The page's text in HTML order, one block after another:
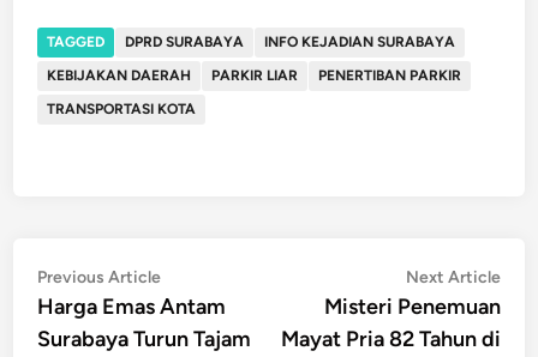
TAGGED DPRD SURABAYA
INFO KEJADIAN SURABAYA
KEBIJAKAN DAERAH
PARKIR LIAR
PENERTIBAN PARKIR
TRANSPORTASI KOTA
Post
navigation
Previous ArticlePrevious
article:
Harga Emas Antam
Surabaya Turun Tajam
Next Article
Misteri Penemuan
Mayat Pria 82 Tahun di